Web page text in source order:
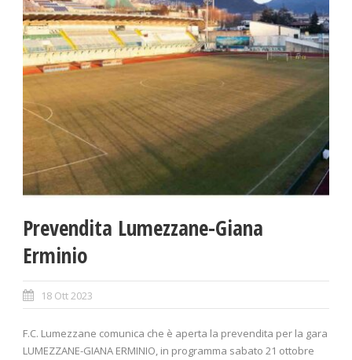
Prevendita Lumezzane-Giana
Erminio
18 Ott 2023
F.C. Lumezzane comunica che è aperta la prevendita per la gara
LUMEZZANE-GIANA ERMINIO, in programma sabato 21 ottobre